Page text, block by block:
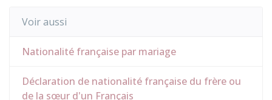
Voir aussi
Nationalité française par mariage
Déclaration de nationalité française du frère ou
de la sœur d'un Français